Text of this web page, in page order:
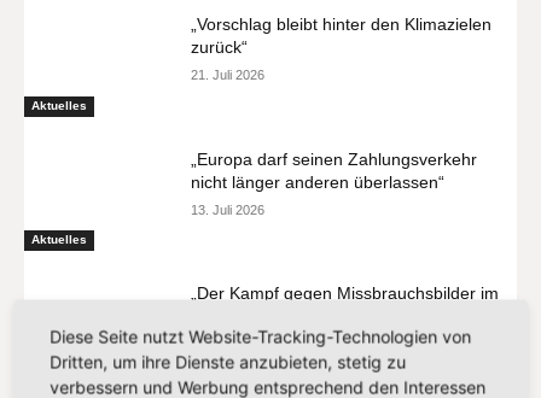
Aktuelles
„Vorschlag bleibt hinter den Klimazielen
zurück“
21. Juli 2026
Aktuelles
„Europa darf seinen Zahlungsverkehr
nicht länger anderen überlassen“
13. Juli 2026
„Der Kampf gegen Missbrauchsbilder im
Übergangslösung“
8. Juli 2026
Diese Seite nutzt Website-Tracking-Technologien von
Dritten, um ihre Dienste anzubieten, stetig zu
verbessern und Werbung entsprechend den Interessen